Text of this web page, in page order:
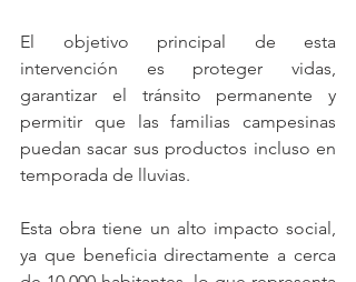
El objetivo principal de esta
intervención es proteger vidas,
garantizar el tránsito permanente y
permitir que las familias campesinas
puedan sacar sus productos incluso en
temporada de lluvias.
Esta obra tiene un alto impacto social,
ya que beneficia directamente a cerca